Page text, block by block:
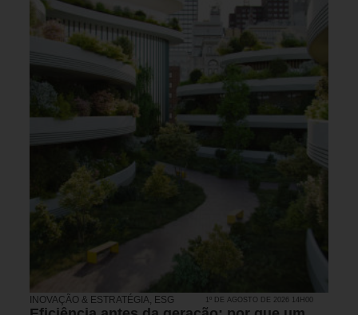
INOVAÇÃO & ESTRATÉGIA ESG 1º DE AGOSTO DE 2026 14H00